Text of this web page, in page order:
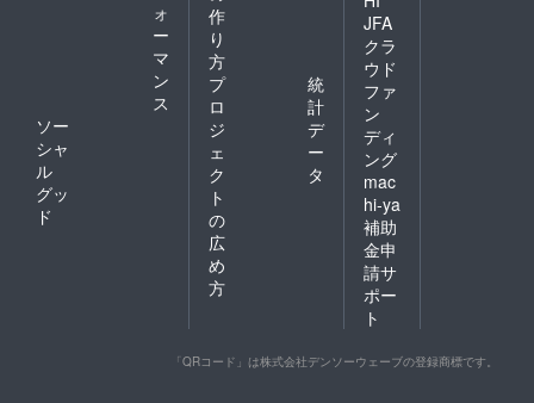
ォ
ー
マ
ン
ス
ソー
シャ
ル
グッ
ド
作
り
方
プ
ロ
ジ
ェ
ク
ト
の
広
め
方
統
計
デ
ー
タ
JFA
クラ
ウド
ファ
ン
ディ
ング
mac
hi-ya
補助
金申
請サ
ポー
ト
「QRコード」は株式会社デンソーウェーブの登録商標です。